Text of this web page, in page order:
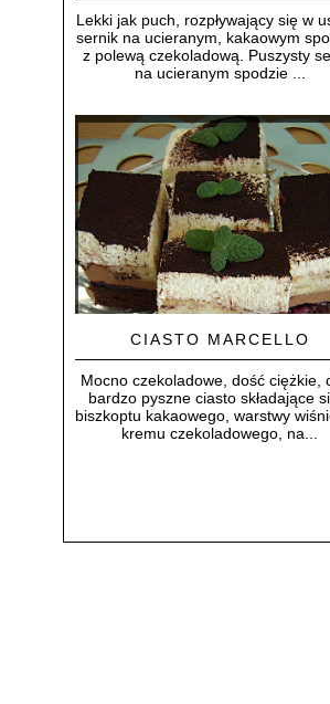
Lekki jak puch, rozpływający się w
sernik na ucieranym, kakaowym
z polewą czekoladową. Puszysty
na ucieranym spodzie ...
CIASTO MARCELLO
Mocno czekoladowe, dość ciężkie,
bardzo pyszne ciasto składające
biszkoptu kakaowego, warstwy
kremu czekoladowego, na...